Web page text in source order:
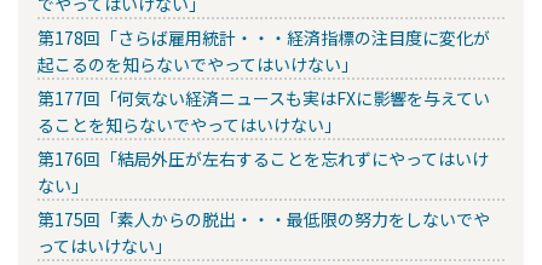
第178回「さらば雇用統計・・・経済指標の注目度に変化が
起こるのを知らないでやってはいけない」
第177回「何気ない経済ニュースも実はFXに影響を与えてい
ることを知らないでやってはいけない」
第176回「結局外圧が左右することを忘れずにやってはいけ
ない」
第175回「素人からの脱出・・・最低限の努力をしないでや
ってはいけない」